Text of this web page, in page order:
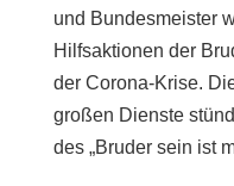
und Bundesmeister
Hilfsaktionen der
der Corona-Krise.
großen Dienste
des „Bruder sein ist